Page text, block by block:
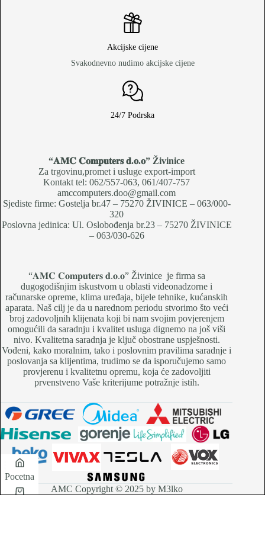
Akcijske cijene
Svakodnevno nudimo akcijske cijene
24/7 Podrska
“𝐀𝐌𝐂 𝐂𝐨𝐦𝐩𝐮𝐭𝐞𝐫𝐬 𝐝.𝐨.𝐨” Živinice
Za trgovinu,promet i usluge export-import
Kontakt tel: 062/557-063, 061/407-757
amccomputers.doo@gmail.com
Sjediste firme: Gostelja br.47 – 75270 ŽIVINICE – 063/000-
320
Poslovna jedinica: Ul. Oslobođenja br.23 – 75270 ŽIVINICE
– 063/030-626
“𝐀𝐌𝐂 𝐂𝐨𝐦𝐩𝐮𝐭𝐞𝐫𝐬 𝐝.𝐨.𝐨” Živinice je firma sa
dugogodišnjim iskustvom u oblasti videonadzorne i
računarske opreme, klima uređaja, bijele tehnike, kućanskih
aparata. Naš cilj je da u narednom periodu stvorimo što veći
broj zadovoljnih klijenata koji bi nam svojim povjerenjem
omogućili da saradnju i kvalitet usluga dignemo na još viši
nivo. Kvalitetna saradnja je ključ obostrane uspješnosti.
Vođeni, kako moralnim, tako i poslovnim pravilima saradnje i
poslovanja sa klijentima, trudimo se da isporučujemo samo
provjerenu i kvalitetnu opremu, koja će zadovoljiti
prvenstveno Vaše kriterijume potražnje istih.
AMC Copyright © 2025 by M3lko
Pocetna